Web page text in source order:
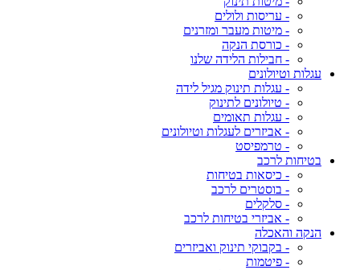
- עריסות ולולים
- מיטות מעבר ומזרנים
- כורסת הנקה
- חבילות הלידה שלנו
עגלות וטיולונים
- עגלות תינוק מגיל לידה
- טיולונים לתינוק
- עגלות תאומים
- אביזרים לעגלות וטיולונים
- טרמפיסט
בטיחות לרכב
- כיסאות בטיחות
- בוסטרים לרכב
- סלקלים
- אביזרי בטיחות לרכב
הנקה והאכלה
- בקבוקי תינוק ואביזרים
- פיטמות